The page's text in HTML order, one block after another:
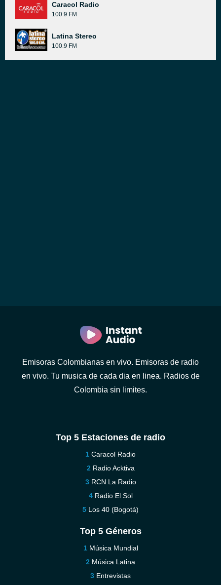
Caracol Radio
100.9 FM
Latina Stereo
100.9 FM
Emisoras Colombianas en vivo. Emisoras de radio
en vivo. Tu musica de cada dia en linea. Radios de
Colombia sin limites.
Top 5 Estaciones de radio
Caracol Radio
Radio Acktiva
RCN La Radio
Radio El Sol
Los 40 (Bogotá)
Top 5 Géneros
Música Mundial
Música Latina
Entrevistas